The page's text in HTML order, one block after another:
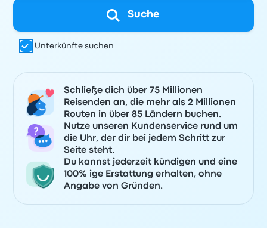
Suche
Unterkünfte suchen
Schließe dich über 75 Millionen
Reisenden an, die mehr als 2 Millionen
Routen in über 85 Ländern buchen.
Nutze unseren Kundenservice rund um
die Uhr, der dir bei jedem Schritt zur
Seite steht.
Du kannst jederzeit kündigen und eine
100% ige Erstattung erhalten, ohne
Angabe von Gründen.